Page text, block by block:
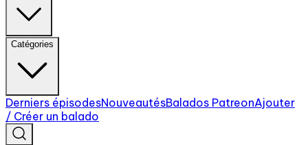
Catégories
Derniers épisodesNouveautésBalados PatreonAjouter
/ Créer un balado